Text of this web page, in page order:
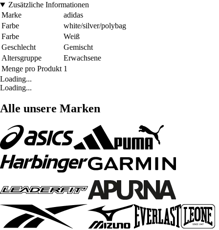
Zusätzliche Informationen
Marke
adidas
Farbe
white/silver/polybag
Farbe
Weiß
Geschlecht
Gemischt
Altersgruppe
Erwachsene
Menge pro Produkt 1
Loading...
Loading...
Alle unsere Marken